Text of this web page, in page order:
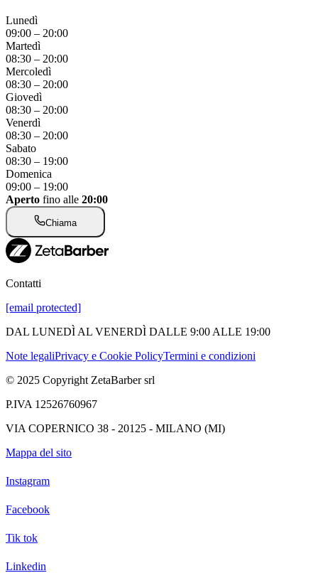
Lunedì
09:00 – 20:00
Martedì
08:30 – 20:00
Mercoledì
08:30 – 20:00
Giovedì
08:30 – 20:00
Venerdì
08:30 – 20:00
Sabato
08:30 – 19:00
Domenica
09:00 – 19:00
Aperto fino alle 20:00
Chiama
Contatti
[email protected]
DAL LUNEDÌ AL VENERDÌ DALLE 9:00 ALLE 19:00
Note legaliPrivacy e Cookie PolicyTermini e condizioni
© 2025 Copyright ZetaBarber srl
P.IVA 12526760967
VIA COPERNICO 38 - 20125 - MILANO (MI)
Mappa del sito
Instagram
Facebook
Tik tok
Linkedin